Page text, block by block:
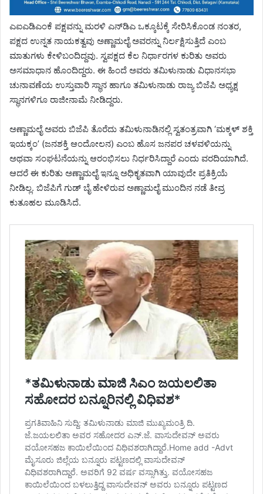
ಎಐಎಡಿಎಂಕೆ ಪಕ್ಷವನ್ನು ಮರಳಿ ಎನ್‌ಡಿಎ ಒಕ್ಕೂಟಕ್ಕೆ ಸೇರಿಸಿಕೊಂಡ ನಂತರ,
ಪಕ್ಷದ ಉನ್ನತ ನಾಯಕತ್ವವು ಅಣ್ಣಾಮಲೈ ಅವರನ್ನು ನಿರ್ಲಕ್ಷಿಸುತ್ತಿದೆ ಎಂಬ
ಮಾತುಗಳು ಕೇಳಿಬಂದಿದ್ದವು. ಸ್ವಪಕ್ಷದ ಕೆಲ ನಿರ್ಧಾರಗಳ ಕುರಿತು ಅವರು
ಅಸಮಾಧಾನ ಹೊಂದಿದ್ದರು. ಈ ಹಿಂದೆ ಅವರು ತಮಿಳುನಾಡು ವಿಧಾನಸಭಾ
ಚುನಾವಣೆಯ ಉಸ್ತುವಾರಿ ಸ್ಥಾನ ಹಾಗೂ ತಮಿಳುನಾಡು ರಾಜ್ಯ ಬಿಜೆಪಿ ಅಧ್ಯಕ್ಷ
ಸ್ಥಾನಗಳಿಗೂ ರಾಜೀನಾಮೆ ನೀಡಿದ್ದರು.
ಅಣ್ಣಾಮಲೈ ಅವರು ಬಿಜೆಪಿ ತೊರೆದು ತಮಿಳುನಾಡಿನಲ್ಲಿ ಸ್ವತಂತ್ರವಾಗಿ ‘ಮಕ್ಕಳ್ ಶಕ್ತಿ
ಇಯಕ್ಕಂ’ (ಜನಶಕ್ತಿ ಆಂದೋಲನ) ಎಂಬ ಹೊಸ ಜನಪರ ಚಳವಳಿಯನ್ನು
ಅಥವಾ ಸಂಘಟನೆಯನ್ನು ಆರಂಭಿಸಲು ನಿರ್ಧರಿಸಿದ್ದಾರೆ ಎಂದು ವರದಿಯಾಗಿದೆ.
ಆದರೆ ಈ ಕುರಿತು ಅಣ್ಣಾಮಲೈ ಇನ್ನೂ ಅಧಿಕೃತವಾಗಿ ಯಾವುದೇ ಪ್ರತಿಕ್ರಿಯೆ
ನೀಡಿಲ್ಲ. ಬಿಜೆಪಿಗೆ ಗುಡ್ ಬೈ ಹೇಳಿರುವ ಅಣ್ಣಾಮಲೈ ಮುಂದಿನ ನಡೆ ತೀವ್ರ
ಕುತೂಹಲ ಮೂಡಿಸಿದೆ.